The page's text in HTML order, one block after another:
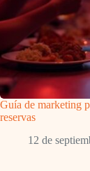
Guía de marketing
reservas
12 de